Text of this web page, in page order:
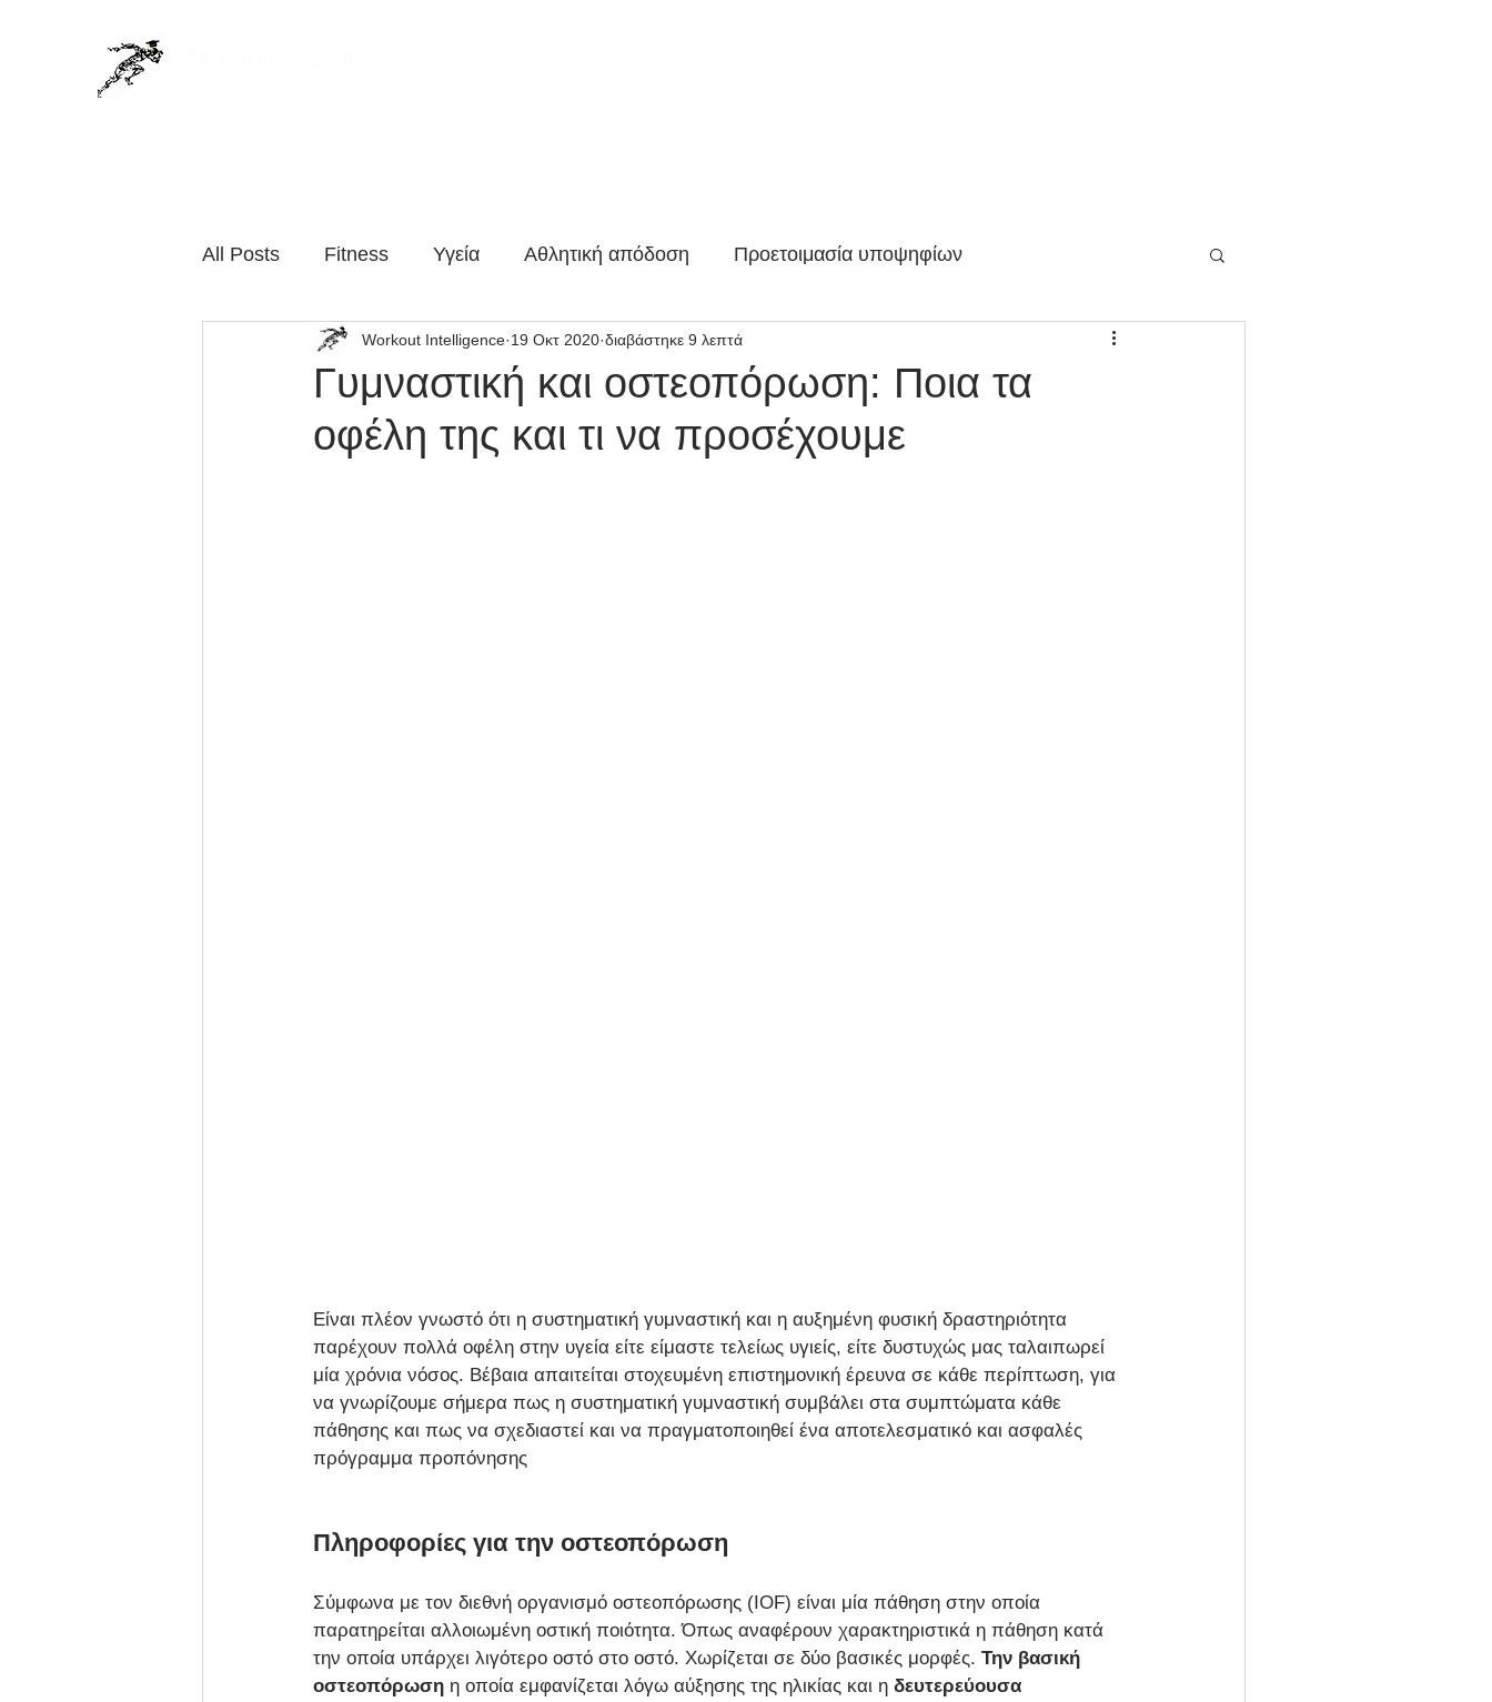
All Posts Fitness Υγεία Αθλητική απόδοση Προετοιμασία υποψηφίων
πρόληψη-αποκατάσταση Τρέξιμο Ασκησιολόγιο Τεστ φυσικής κατάστασης
Γυμναστική και οστεοπόρωση: Ποια τα
οφέλη της και τι να προσέχουμε
Workout Intelligence 19 Οκτ 2020 διαβάστηκε 9 λεπτά
Είναι πλέον γνωστό ότι η συστηματική γυμναστική και η αυξημένη φυσική δραστηριότητα
παρέχουν πολλά οφέλη στην υγεία είτε είμαστε τελείως υγιείς, είτε δυστυχώς μας ταλαιπωρεί
μία χρόνια νόσος. Βέβαια απαιτείται στοχευμένη επιστημονική έρευνα σε κάθε περίπτωση, για
να γνωρίζουμε σήμερα πως η συστηματική γυμναστική συμβάλει στα συμπτώματα κάθε
πάθησης και πως να σχεδιαστεί και να πραγματοποιηθεί ένα αποτελεσματικό και ασφαλές
πρόγραμμα προπόνησης
Πληροφορίες για την οστεοπόρωση
Σύμφωνα με τον διεθνή οργανισμό οστεοπόρωσης (IOF) είναι μία πάθηση στην οποία
παρατηρείται αλλοιωμένη οστική ποιότητα. Όπως αναφέρουν χαρακτηριστικά η πάθηση κατά
την οποία υπάρχει λιγότερο οστό στο οστό. Χωρίζεται σε δύο βασικές μορφές. Την βασική
οστεοπόρωση η οποία εμφανίζεται λόγω αύξησης της ηλικίας και η δευτερεύουσα